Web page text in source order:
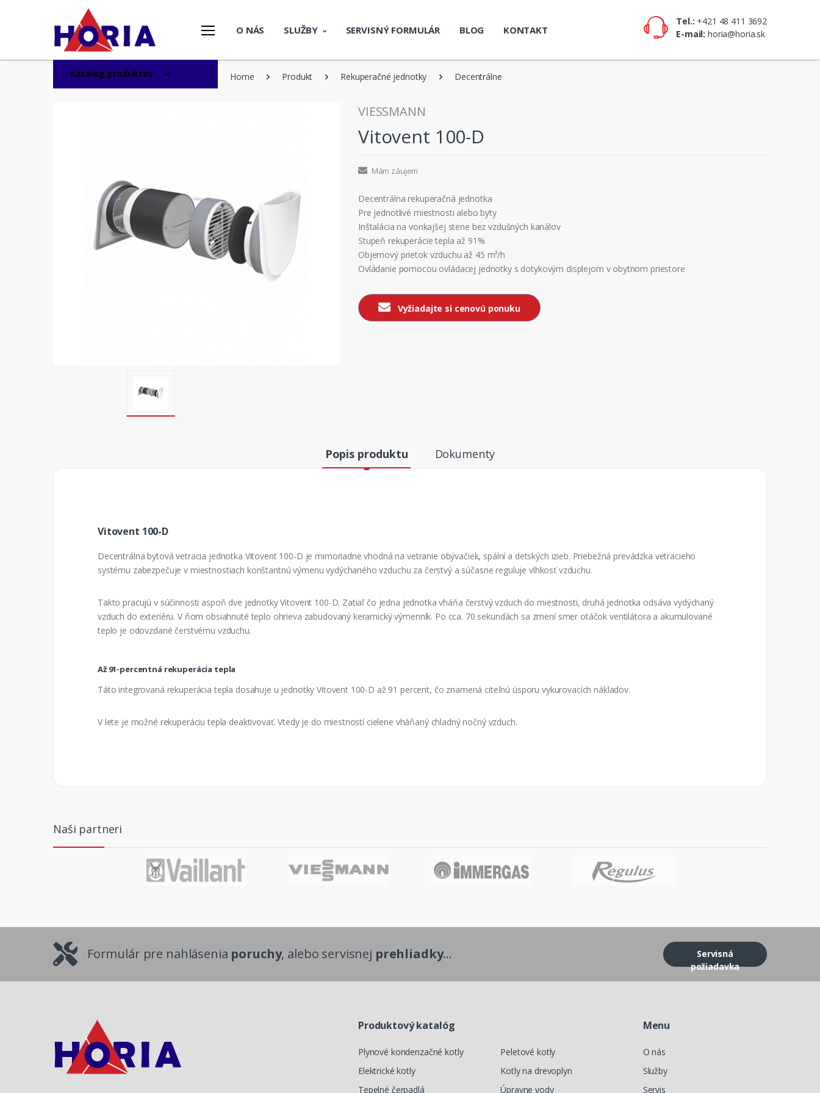
O NÁS SLUŽBY SERVISNÝ FORMULÁR BLOG KONTAKT
Tel.: +421 48 411 3692
E-mail: horia@horia.sk
Katalóg produktov Home Produkt Rekuperačné jednotky Decentrálne
VIESSMANN
Vitovent 100-D
Mám záujem
Decentrálna rekuperačná jednotka
Pre jednotlivé miestnosti alebo byty
Inštalácia na vonkajšej stene bez vzdušných kanálov
Stupeň rekuperácie tepla až 91%
Objemový prietok vzduchu až 45 m³/h
Ovládanie pomocou ovládacej jednotky s dotykovým displejom v obytnom priestore
Vyžiadajte si cenovú ponuku
Popis produktu Dokumenty
Vitovent 100-D
Decentrálna bytová vetracia jednotka Vitovent 100-D je mimoriadne vhodná na vetranie obývačiek, spální a detských izieb. Priebežná prevádzka vetracieho
systému zabezpečuje v miestnostiach konštantnú výmenu vydýchaného vzduchu za čerstvý a súčasne reguluje vlhkosť vzduchu.
Takto pracujú v súčinnosti aspoň dve jednotky Vitovent 100-D. Zatiaľ čo jedna jednotka vháňa čerstvý vzduch do miestnosti, druhá jednotka odsáva vydýchaný
vzduch do exteriéru. V ňom obsiahnuté teplo ohrieva zabudovaný keramický výmenník. Po cca. 70 sekundách sa zmení smer otáčok ventilátora a akumulované
teplo je odovzdané čerstvému vzduchu.
Až 91-percentná rekuperácia tepla
Táto integrovaná rekuperácia tepla dosahuje u jednotky Vitovent 100-D až 91 percent, čo znamená citeľnú úsporu vykurovacích nákladov.
V lete je možné rekuperáciu tepla deaktivovať. Vtedy je do miestností cielene vháňaný chladný nočný vzduch.
Naši partneri
Formulár pre nahlásenia poruchy, alebo servisnej prehliadky...
Servisná
požiadavka
Produktový katalóg
Plynové kondenzačné kotly
Elektrické kotly
Tepelné čerpadlá
Peletové kotly
Kotly na drevoplyn
Úpravne vody
Menu
O nás
Služby
Servis